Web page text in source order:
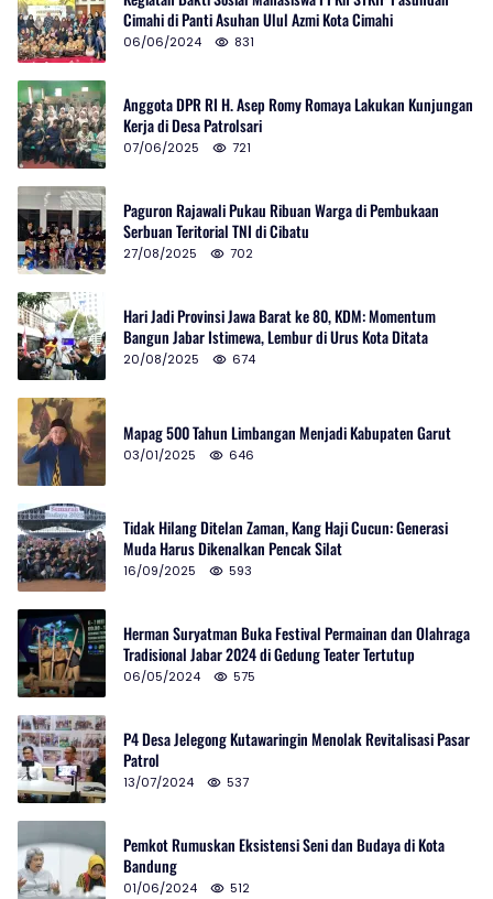
Cimahi di Panti Asuhan Ulul Azmi Kota Cimahi
06/06/2024 831
Anggota DPR RI H. Asep Romy Romaya Lakukan Kunjungan
Kerja di Desa Patrolsari
07/06/2025 721
Paguron Rajawali Pukau Ribuan Warga di Pembukaan
Serbuan Teritorial TNI di Cibatu
27/08/2025 702
Hari Jadi Provinsi Jawa Barat ke 80, KDM: Momentum
Bangun Jabar Istimewa, Lembur di Urus Kota Ditata
20/08/2025 674
Mapag 500 Tahun Limbangan Menjadi Kabupaten Garut
03/01/2025 646
Tidak Hilang Ditelan Zaman, Kang Haji Cucun: Generasi
Muda Harus Dikenalkan Pencak Silat
16/09/2025 593
Herman Suryatman Buka Festival Permainan dan Olahraga
Tradisional Jabar 2024 di Gedung Teater Tertutup
06/05/2024 575
P4 Desa Jelegong Kutawaringin Menolak Revitalisasi Pasar
Patrol
13/07/2024 537
Pemkot Rumuskan Eksistensi Seni dan Budaya di Kota
Bandung
01/06/2024 512